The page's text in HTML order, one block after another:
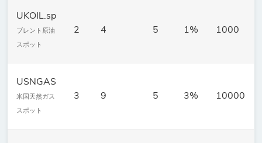
UKOIL.sp
ブレント原油
スポット
2 4 5 1% 1000
USNGAS
米国天然ガス
スポット
3 9 5 3% 10000